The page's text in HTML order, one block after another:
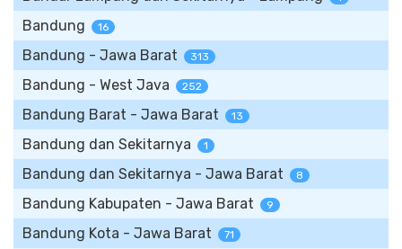
Bandung 16
Bandung - Jawa Barat 313
Bandung - West Java 252
Bandung Barat - Jawa Barat 13
Bandung dan Sekitarnya 1
Bandung dan Sekitarnya - Jawa Barat 8
Bandung Kabupaten - Jawa Barat 9
Bandung Kota - Jawa Barat 71